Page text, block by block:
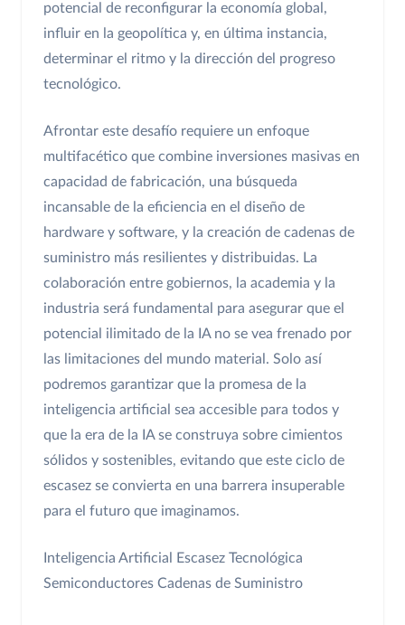
potencial de reconfigurar la economía global,
influir en la geopolítica y, en última instancia,
determinar el ritmo y la dirección del progreso
tecnológico.
Afrontar este desafío requiere un enfoque
multifacético que combine inversiones masivas en
capacidad de fabricación, una búsqueda
incansable de la eficiencia en el diseño de
hardware y software, y la creación de cadenas de
suministro más resilientes y distribuidas. La
colaboración entre gobiernos, la academia y la
industria será fundamental para asegurar que el
potencial ilimitado de la IA no se vea frenado por
las limitaciones del mundo material. Solo así
podremos garantizar que la promesa de la
inteligencia artificial sea accesible para todos y
que la era de la IA se construya sobre cimientos
sólidos y sostenibles, evitando que este ciclo de
escasez se convierta en una barrera insuperable
para el futuro que imaginamos.
Inteligencia Artificial
Escasez Tecnológica
Semiconductores Cadenas de Suministro